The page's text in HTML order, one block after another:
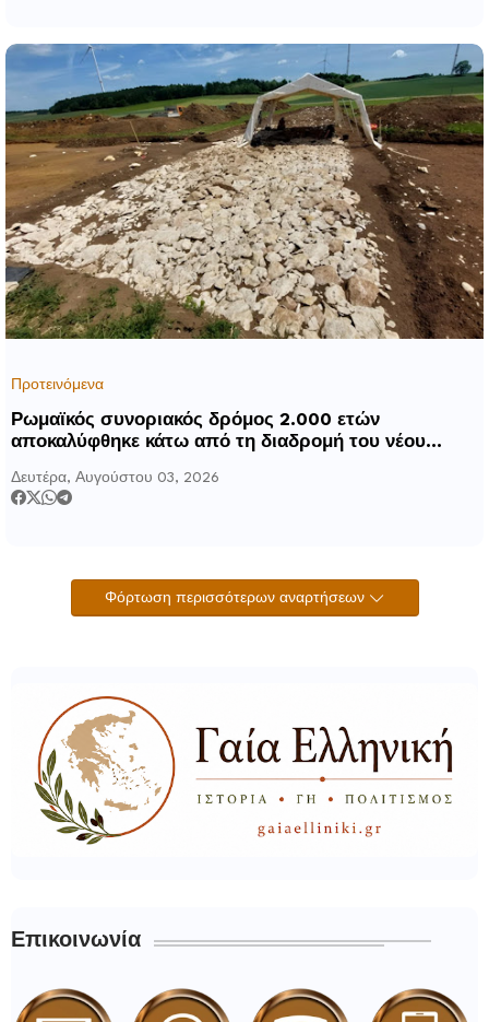
Προτεινόμενα
Ρωμαϊκός συνοριακός δρόμος 2.000 ετών
αποκαλύφθηκε κάτω από τη διαδρομή του νέου
Δευτέρα, Αυγούστου 03, 2026
Φόρτωση περισσότερων αναρτήσεων
Επικοινωνία